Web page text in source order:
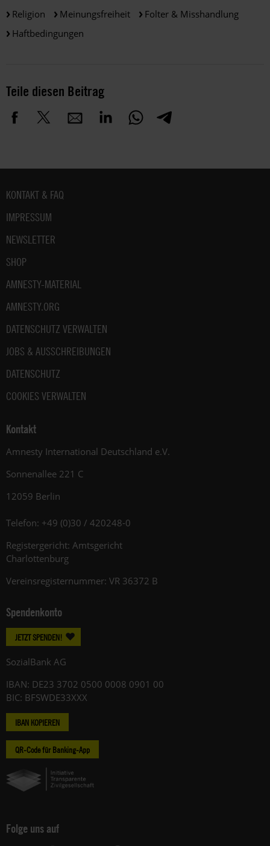
Religion Meinungsfreiheit
Folter & Misshandlung
Haftbedingungen
Teile diesen Beitrag
Fußbereich
KONTAKT & FAQ
IMPRESSUM
NEWSLETTER
SHOP
AMNESTY-MATERIAL
AMNESTY.ORG
DATENSCHUTZ VERWALTEN
JOBS & AUSSCHREIBUNGEN
DATENSCHUTZ
COOKIES VERWALTEN
Kontakt
Amnesty International Deutschland e.V.
Sonnenallee 221 C
12059 Berlin
Telefon: +49 (0)30 / 420248-0
Registergericht: Amtsgericht
Charlottenburg
Vereinsregisternummer: VR 36372 B
Spendenkonto
JETZT SPENDEN!
SozialBank AG
IBAN: DE23 3702 0500 0008 0901 00
BIC: BFSWDE33XXX
IBAN KOPIEREN
QR-Code für Banking-App
Folge uns auf